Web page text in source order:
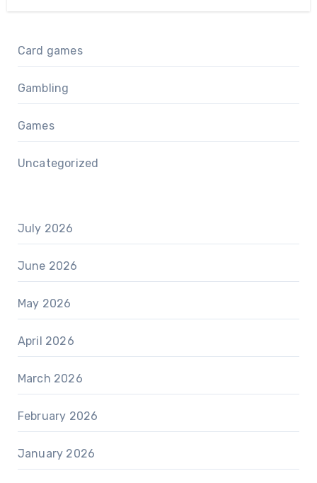
Card games
Gambling
Games
Uncategorized
July 2026
June 2026
May 2026
April 2026
March 2026
February 2026
January 2026